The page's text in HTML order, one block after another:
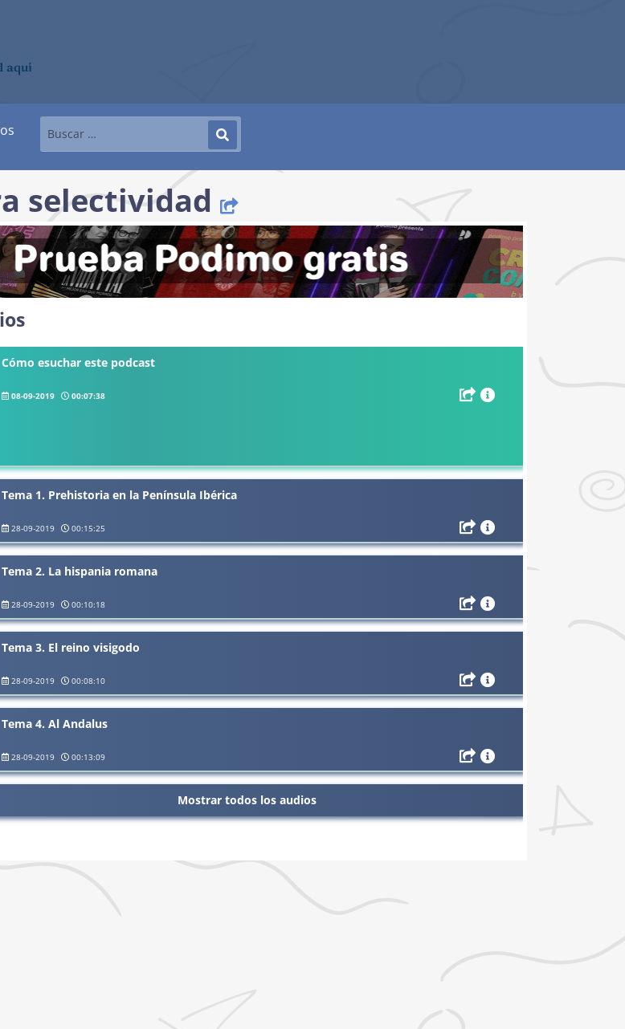
aquí
selectividad
Cómo esuchar este podcast
08-09-2019 00:07:38
Tema 1. Prehistoria en la Península Ibérica
28-09-2019 00:15:25
Tema 2. La hispania romana
28-09-2019 00:10:18
Tema 3. El reino visigodo
28-09-2019 00:08:10
Tema 4. Al Andalus
28-09-2019 00:13:09
Mostrar todos los audios